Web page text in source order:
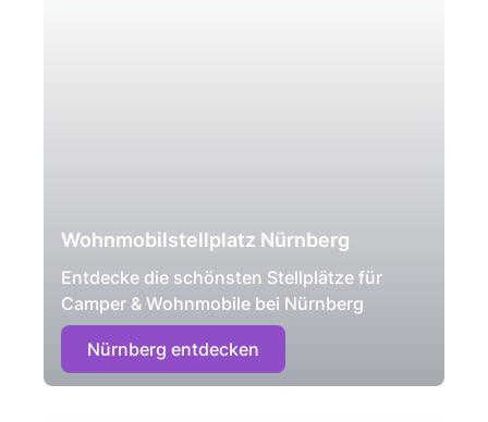
Wohnmobilstellplatz Nürnberg
Entdecke die schönsten Stellplätze für
Camper & Wohnmobile bei Nürnberg
Nürnberg entdecken